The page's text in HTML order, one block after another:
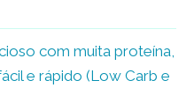
com muita proteína,
e rápido (Low Carb e